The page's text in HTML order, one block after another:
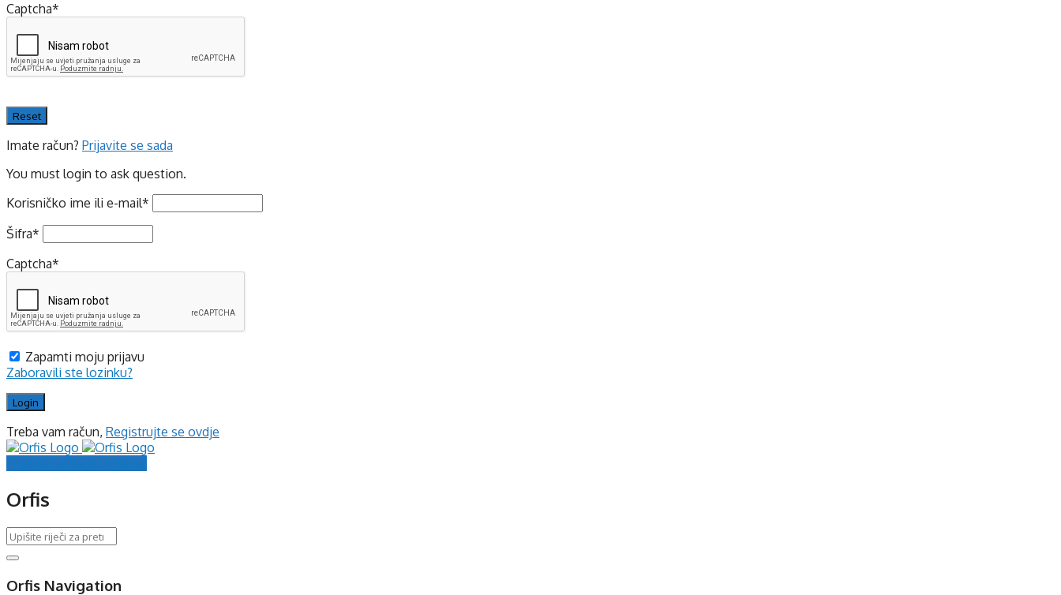
Captcha*
Imate račun? Prijavite se sada
You must login to ask question.
Korisničko ime ili e-mail*
Šifra*
Captcha*
Zapamti moju prijavu
Zaboravili ste lozinku?
Treba vam račun, Registrujte se ovdje
Orfis
Orfis Navigation